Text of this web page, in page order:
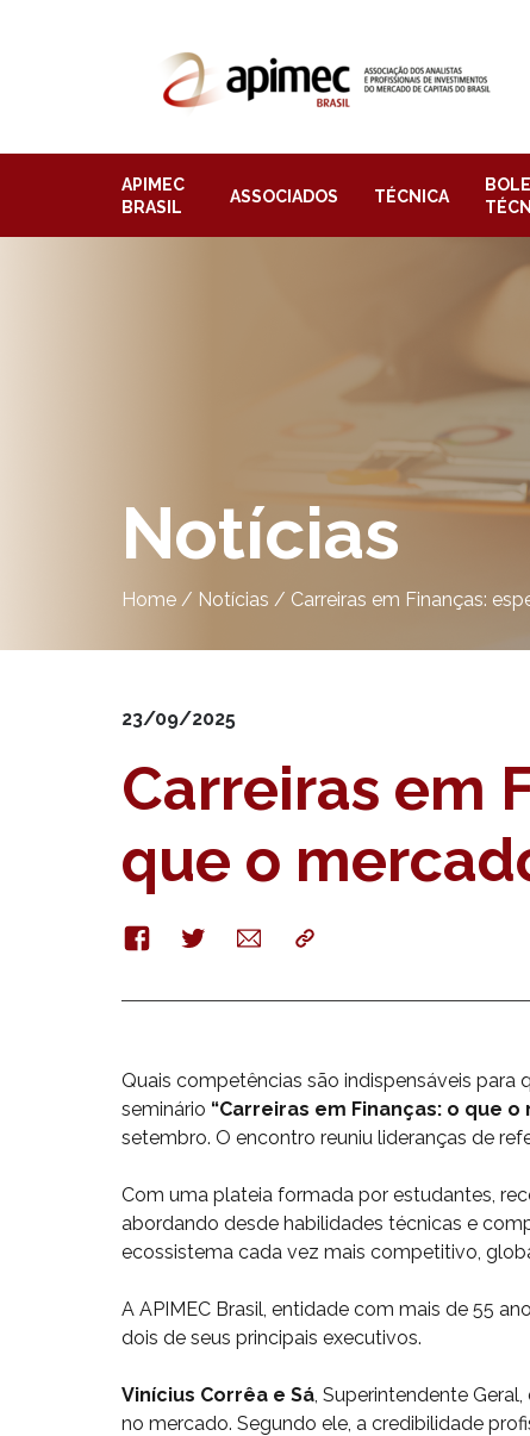
APIMEC
BRASIL
ASSOCIADOS TÉCNICA
Notícias
Home / Notícias / Carreiras em Finanças:
23/09/2025
Carreiras em
que o
FacebookTwitterE-
mail
Copy
Quais competências são indispensáveis
seminário “Carreiras em Finanças: o que
setembro. O encontro reuniu lideranças de
Com uma plateia formada por estudantes,
abordando desde habilidades técnicas e
ecossistema cada vez mais competitivo,
A APIMEC Brasil, entidade com mais de 55
dois de seus principais executivos.
Vinícius Corrêa e Sá, Superintendente
no mercado. Segundo ele, a credibilidade